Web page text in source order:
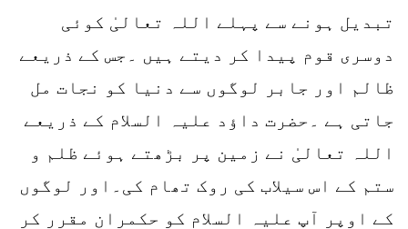
تبدیل ہونے سے پہلے اللہ تعالیٰ کوئی
دوسری قوم پیدا کر دیتے ہیں ۔جس کے ذریعے
ظالم اور جابر لوگوں سے دنیا کو نجات مل
جاتی ہے ۔حضرت داؤد علیہ السلام کے ذریعے
اللہ تعالیٰ نے زمین پر بڑھتے ہوئے ظلم و
ستم کے اس سیلاب کی روک تھام کی۔اور لوگوں
کے اوپر آپ علیہ السلام کو حکمران مقرر کر